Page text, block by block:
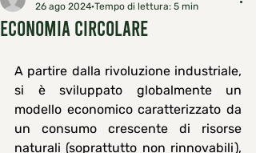
ECONOMIA CIRCOLARE
26 ago 2024 Tempo di lettura: 5 min
A partire dalla rivoluzione industriale,
si è sviluppato globalmente un
modello economico caratterizzato da
un consumo crescente di risorse
naturali (soprattutto non rinnovabili),